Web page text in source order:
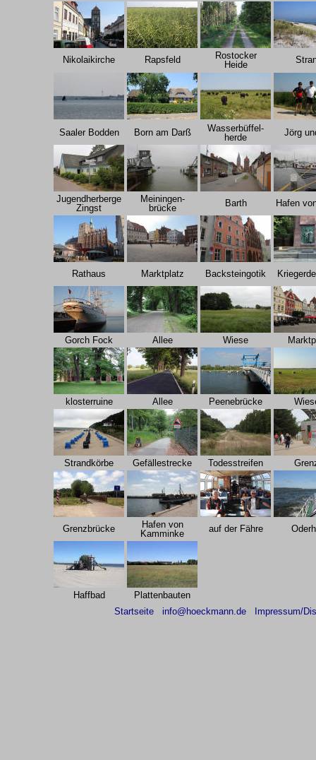
Nikolaikirche Rapsfeld
Rostocker
Heide
Saaler Bodden Born am Darß
Wasserbüffel-
herde
Jörg
Jugendherberge
Zingst
Meiningen-
brücke
Barth Hafen
Rathaus Marktplatz Backsteingotik
Gorch Fock Allee Wiese
klosterruine Allee Peenebrücke
Strandkörbe Gefällestrecke Todesstreifen
Grenzbrücke
Hafen von
Kamminke
auf der Fähre
Haffbad
Plattenbauten
Startseite
info@hoeckmann.de Impressum/